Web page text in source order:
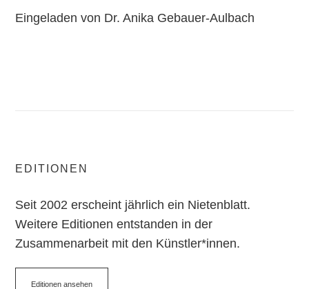
Eingeladen von Dr. Anika Gebauer-Aulbach
EDITIONEN
Seit 2002 erscheint jährlich ein Nietenblatt.
Weitere Editionen entstanden in der
Zusammenarbeit mit den Künstler*innen.
Editionen ansehen